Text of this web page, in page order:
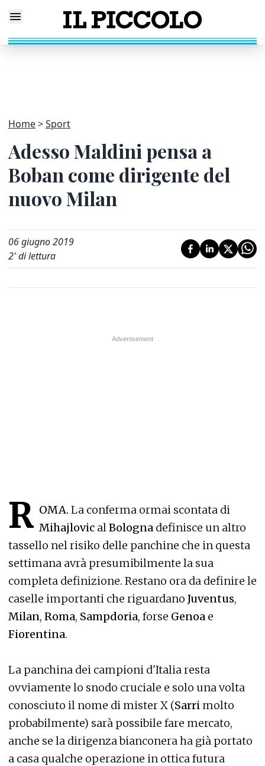
Home Sport
Adesso Maldini pensa a
Boban come dirigente del
nuovo Milan
06 giugno 2019
2' di lettura
R OMA. La conferma ormai scontata di
Mihajlovic alBologna definisce un altro
tassello nel risiko delle panchine che in questa
settimana avrà presumibilmente la sua
completa definizione. Restano ora da definire le
caselle importanti che riguardano Juventus,
Milan, Roma, Sampdoria, forse Genoa e
Fiorentina.
La panchina dei campioni d'Italia resta
ovviamente lo snodo cruciale e solo una volta
conosciuto il nome di mister X (Sarri molto
probabilmente) sarà possibile fare mercato,
anche se la dirigenza bianconera ha già portato
a casa qualche operazione in ottica futura